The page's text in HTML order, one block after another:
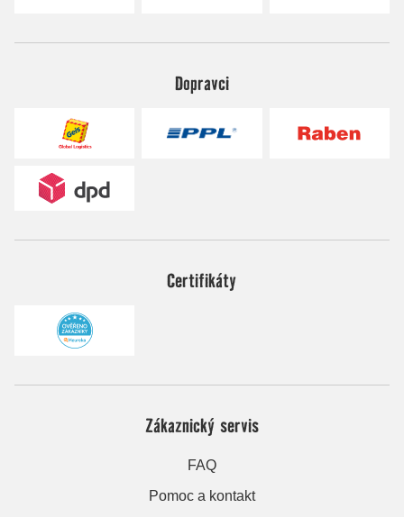
Dopravci
Certifikáty
Zákaznický servis
FAQ
Pomoc a kontakt